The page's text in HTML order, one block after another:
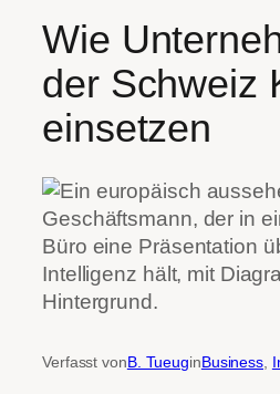
Wie
der Schweiz
einsetzen
Verfasst vonB. TueuginBusiness